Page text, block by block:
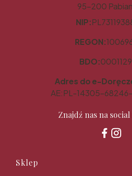
95-200
NIP:
REGON:
BDO:
Adres do e-
AE:PL-14305-68246-
Znajdź nas na
Linki w stopce
Sklep